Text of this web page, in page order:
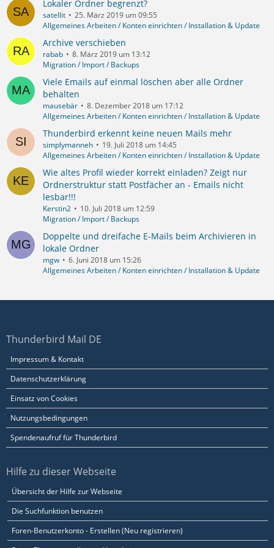
Lokaler Ordner begrenzt?
satellit
25. März 2019 um 09:55
Allgemeines Arbeiten / Konten einrichten / Installation & Update
Archive verschieben
rabab
8. März 2019 um 13:12
Migration / Import / Backups
Viele Emails auf einmal löschen aber alle Ordner
behalten
mausebär
8. Dezember 2018 um 17:12
Allgemeines Arbeiten / Konten einrichten / Installation & Update
Thunderbird erkennt keine neuen Mails mehr
simplymanneh
19. Juli 2018 um 14:45
Allgemeines Arbeiten / Konten einrichten / Installation & Update
Wie altes Profil wieder korrekt einladen? Zeigt nur
Ordnerstruktur statt Postfächer an - Emails nicht
lesbar!!!
Kerstin2
10. Juli 2018 um 12:59
Migration / Import / Backups
Doppelte und dreifache E-Mails beim Archivieren in
lokale Ordner
mgw
6. Juni 2018 um 15:26
Allgemeines Arbeiten / Konten einrichten / Installation & Update
Thunderbird Mail DE
Impressum & Kontakt
Datenschutzerklärung
Einsatz von Cookies
Nutzungsbedingungen
Spendenaufruf für Thunderbird
Hilfe zu dieser Webseite
Übersicht der Hilfe zur Webseite
Die Suchfunktion benutzen
Foren-Benutzerkonto - Erstellen (Neu registrieren)